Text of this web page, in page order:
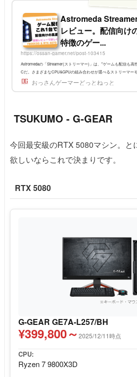
Astromeda
レビュー。配信向け
特徴のゲー...
https://ossan-gamer.net/post-103415
Astromedaの「Streamer(ストリーマー)」は、"ゲームも配信も高
Cだ。さまざまなCPU&GPUの組み合わせが選べるストリーマー
の「7800X3D & RTX 4070 Ti SUPER搭載機」をレビューする。な
おっさんゲーマーどっとねっと
TSUKUMO - G-GEAR
今回最安級のRTX 5080マシン。と
欲しいならこれで決まりです。
RTX 5080
G-GEAR GE7A-L257/BH
¥399,800～ 2025/12/11時点
CPU:
Ryzen 7 9800X3D